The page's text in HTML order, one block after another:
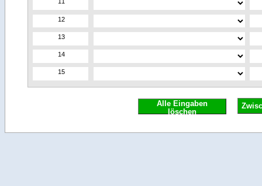
Alle Eingaben
löschen